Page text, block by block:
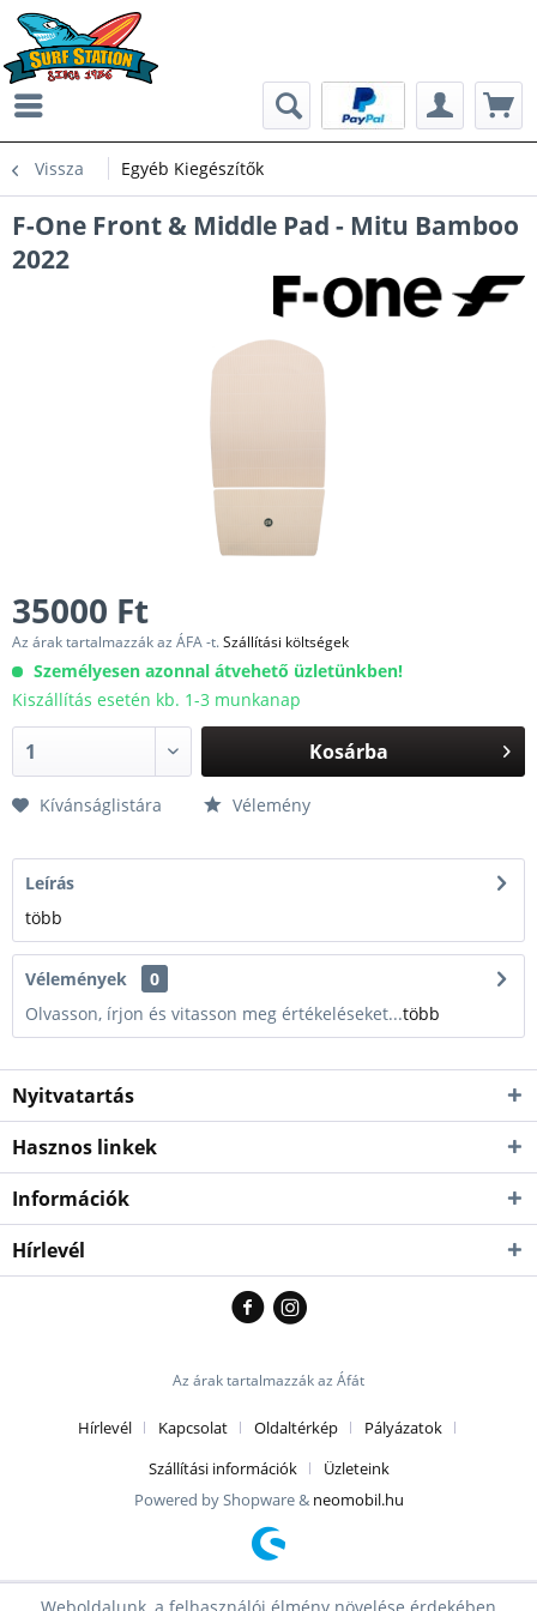
Vissza Egyéb Kiegészítők
F-One Front & Middle Pad - Mitu Bamboo
2022
35000 Ft
Az árak tartalmazzák az ÁFA -t.Szállítási költségek
Személyesen azonnal átvehető üzletünkben!
Kiszállítás esetén kb. 1-3 munkanap
Kosárba
Kívánságlistára Vélemény
Leírás
több
Vélemények
0
Olvasson, írjon és vitasson meg értékeléseket...több
Nyitvatartás
Hasznos linkek
Információk
Hírlevél
Az árak tartalmazzák az Áfát
Hírlevél Kapcsolat Oldaltérkép
Pályázatok
Szállítási információk
Üzleteink
Powered by Shopware & neomobil.hu